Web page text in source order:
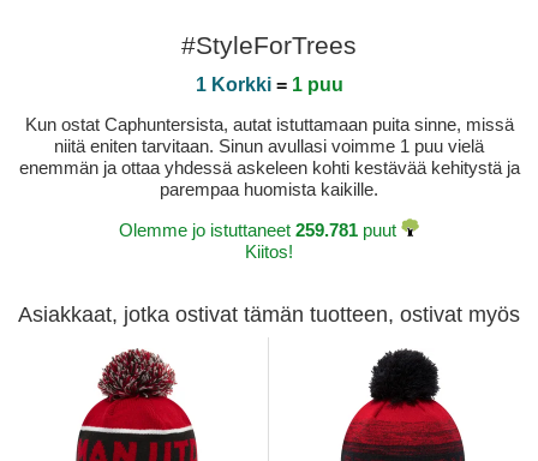
#StyleForTrees
1 Korkki= 1 puu
Kun ostat Caphuntersista, autat istuttamaan puita sinne, missä
niitä eniten tarvitaan. Sinun avullasi voimme 1 puu vielä
enemmän ja ottaa yhdessä askeleen kohti kestävää kehitystä ja
parempaa huomista kaikille.
Olemme jo istuttaneet 259.781 puut
Kiitos!
Asiakkaat, jotka ostivat tämän tuotteen, ostivat myös